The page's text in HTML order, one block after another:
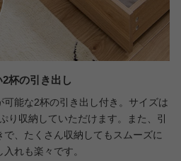
杯の引き出し
能な2杯の引き出し付き。サイズは
り収納していただけます。また、引
、たくさん収納してもスムーズに
れも楽々です。